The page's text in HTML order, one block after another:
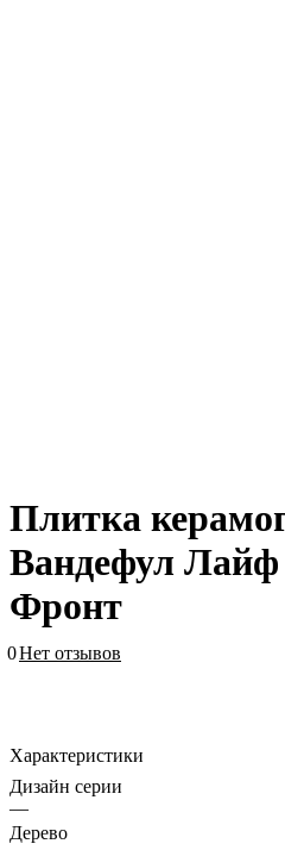
Плитка
Вандефул
Фронт
0Нет отзывов
Характеристики
Дизайн серии
—
Дерево